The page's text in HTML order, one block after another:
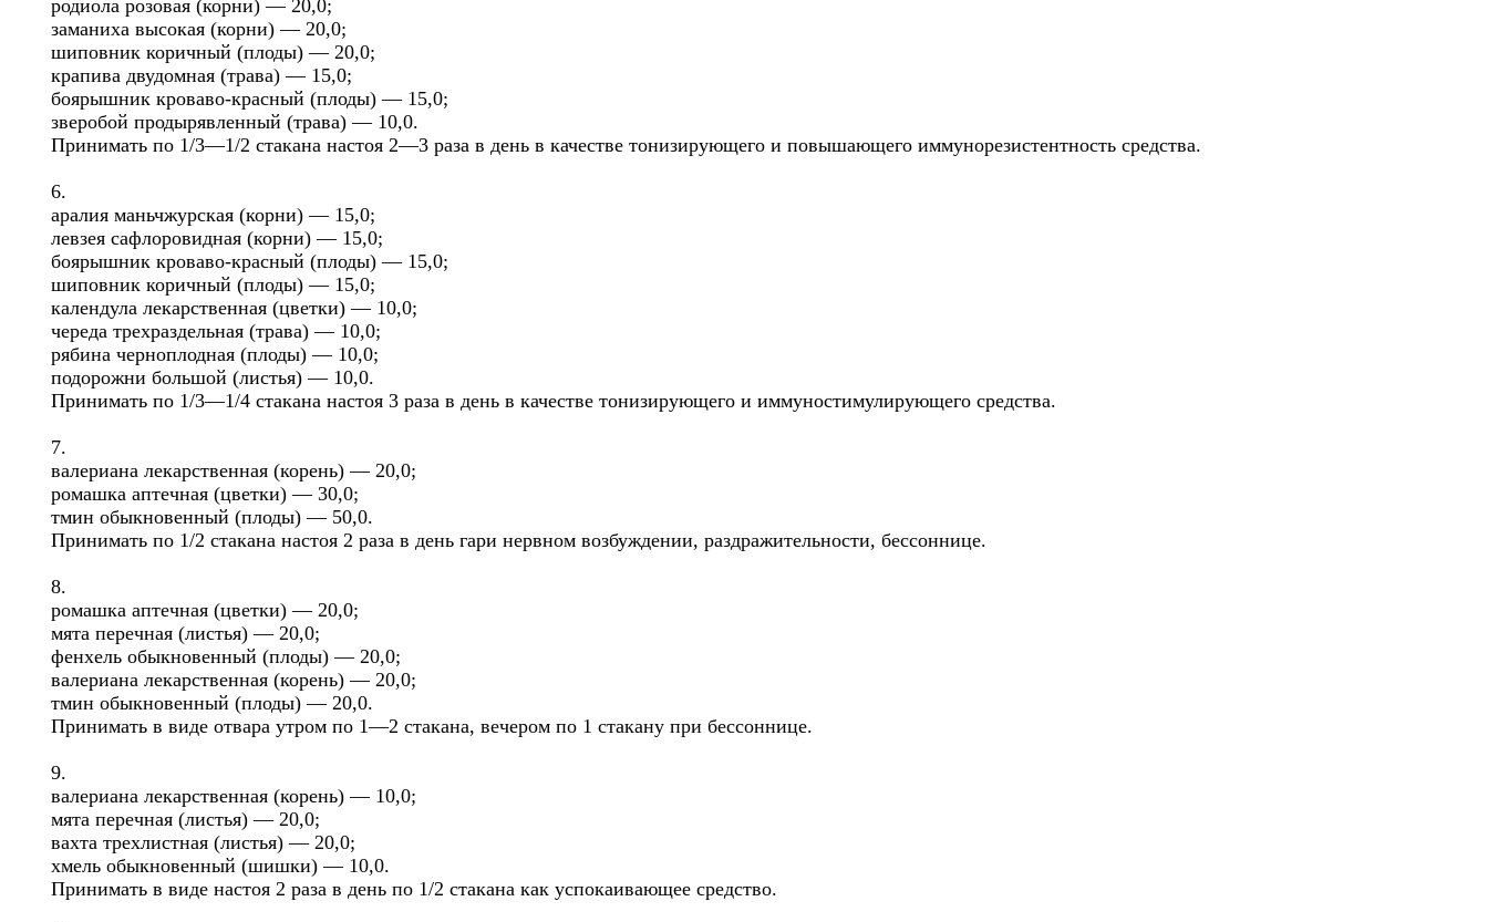
родиола розовая (корни) — 20,0;
заманиха высокая (корни) — 20,0;
шиповник коричный (плоды) — 20,0;
крапива двудомная (трава) — 15,0;
боярышник кроваво-красный (плоды) — 15,0;
зверобой продырявленный (трава) — 10,0.
Принимать по 1/3—1/2 стакана настоя 2—3 раза в день в качестве тонизирующего и повышающего иммунорезистентность средства.
6.
аралия маньчжурская (корни) — 15,0;
левзея сафлоровидная (корни) — 15,0;
боярышник кроваво-красный (плоды) — 15,0;
шиповник коричный (плоды) — 15,0;
календула лекарственная (цветки) — 10,0;
череда трехраздельная (трава) — 10,0;
рябина черноплодная (плоды) — 10,0;
подорожни большой (листья) — 10,0.
Принимать по 1/3—1/4 стакана настоя 3 раза в день в качестве тонизирующего и иммуностимулирующего средства.
7.
валериана лекарственная (корень) — 20,0;
ромашка аптечная (цветки) — 30,0;
тмин обыкновенный (плоды) — 50,0.
Принимать по 1/2 стакана настоя 2 раза в день гари нервном возбуждении, раздражительности, бессоннице.
8.
ромашка аптечная (цветки) — 20,0;
мята перечная (листья) — 20,0;
фенхель обыкновенный (плоды) — 20,0;
валериана лекарственная (корень) — 20,0;
тмин обыкновенный (плоды) — 20,0.
Принимать в виде отвара утром по 1—2 стакана, вечером по 1 стакану при бессоннице.
9.
валериана лекарственная (корень) — 10,0;
мята перечная (листья) — 20,0;
вахта трехлистная (листья) — 20,0;
хмель обыкновенный (шишки) — 10,0.
Принимать в виде настоя 2 раза в день по 1/2 стакана как успокаивающее средство.